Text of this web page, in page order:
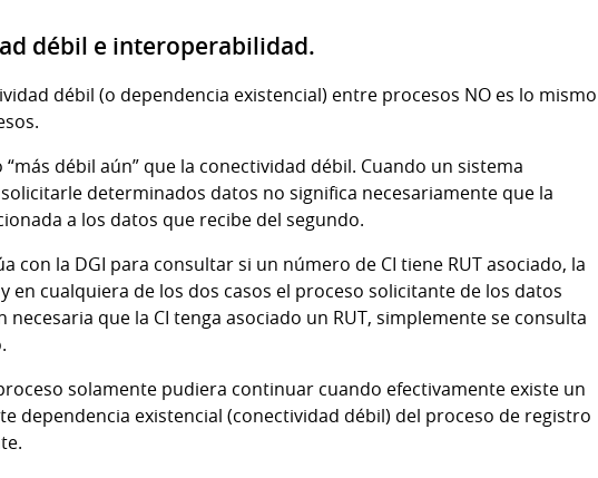
débil e interoperabilidad.
débil (o dependencia existencial) entre procesos NO es lo mismo
débil aún” que la conectividad débil. Cuando un sistema
determinados datos no significa necesariamente que la
a los datos que recibe del segundo.
con la DGI para consultar si un número de CI tiene RUT asociado, la
en cualquiera de los dos casos el proceso solicitante de los datos
que la CI tenga asociado un RUT, simplemente se consulta
solamente pudiera continuar cuando efectivamente existe un
dependencia existencial (conectividad débil) del proceso de registro